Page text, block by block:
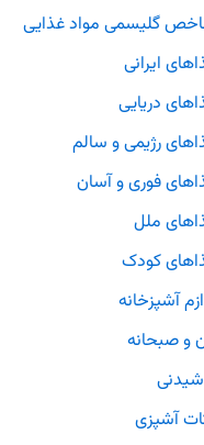
گلیسمی مواد غذایی
ایرانی
دریایی
رژیمی و سالم
فوری و آسان
ملل
کودک
آشپزخانه
و صبحانه
آشپزی